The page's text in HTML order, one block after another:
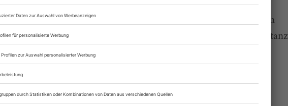
Lesegenuss auf allen Endgeräten
Zugang zum Onlinearchiv von tanz